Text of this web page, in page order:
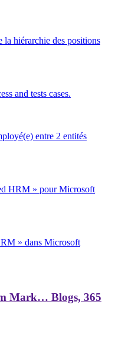
hiérarchie des positions
and tests cases.
entre 2 entités
HRM » pour Microsoft
» dans Microsoft
Mark… Blogs, 365